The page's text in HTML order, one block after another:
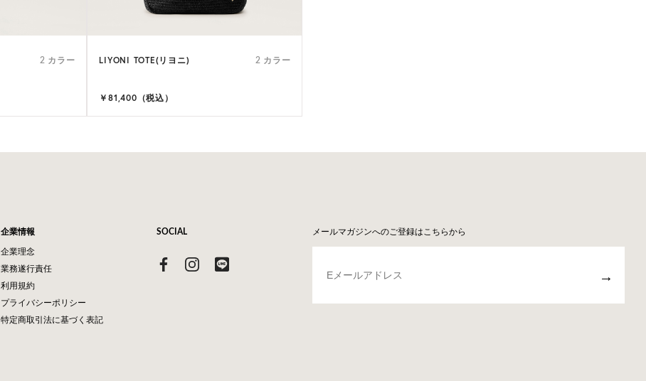
2 カラー LIYONI TOTE(リヨニ) 2 カラー
￥81,400（税込）
メールマガジンへのご登録はこちらから
→
企業情報
企業理念
業務遂行責任
利用規約
プライバシーポリシー
特定商取引法に基づく表記
SOCIAL